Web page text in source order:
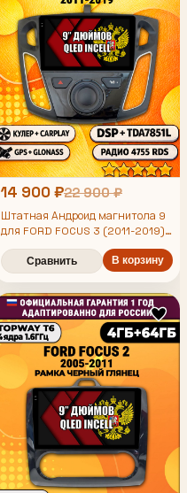
14 900 ₽22 900 ₽
Штатная Андроид магнитола 9
для FORD FOCUS 3 (2011-2019),
4/64гб, DSP, беспроводной
CarPlay и Android Auto, GPS и
ГЛОНАСС
Сравнить В корзину